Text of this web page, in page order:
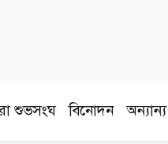
শুভসংঘ বিনোদন অন্যান্য